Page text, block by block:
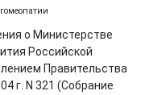
о Министерстве
Российской
Правительства
г. N 321 (Собрание